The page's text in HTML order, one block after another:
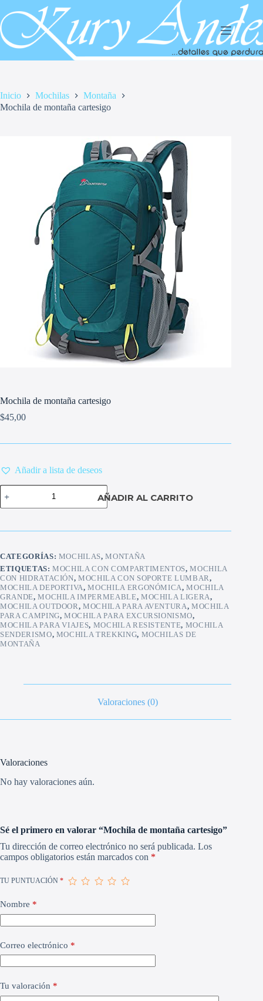
al
contenido
Inicio Mochilas
Montaña
Mochila de montaña cartesigo
Mochila de montaña cartesigo
$45,00
Añadir a lista de deseos
Mochila
de
montaña
cantidad
AÑADIR AL CARRITO
CATEGORÍAS: MOCHILAS,MONTAÑA
ETIQUETAS:MOCHILA CON COMPARTIMENTOS,MOCHILA
CON HIDRATACIÓN,MOCHILA CON SOPORTE LUMBAR,
MOCHILA DEPORTIVA,MOCHILA ERGONÓMICA,MOCHILA
GRANDE,MOCHILA IMPERMEABLE, MOCHILA LIGERA,
MOCHILA OUTDOOR,MOCHILA PARA AVENTURA,MOCHILA
PARA CAMPING,MOCHILA PARA EXCURSIONISMO,
MOCHILA PARA VIAJES, MOCHILA RESISTENTE, MOCHILA
SENDERISMO, MOCHILA TREKKING, MOCHILAS DE
MONTAÑA
Valoraciones (0)
Valoraciones
No hay valoraciones aún.
Sé el primero en valorar “Mochila de montaña cartesigo”
Tu dirección de correo electrónico no será publicada. Los
campos obligatorios están marcados con *
TU PUNTUACIÓN *
Nombre *
Correo electrónico *
Tu valoración *